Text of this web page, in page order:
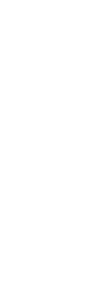
ravnoplov)